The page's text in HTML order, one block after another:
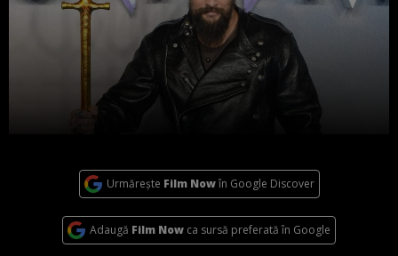
Urmărește Film Nowîn Google Discover
Adaugă Film Now ca sursă preferată în Google